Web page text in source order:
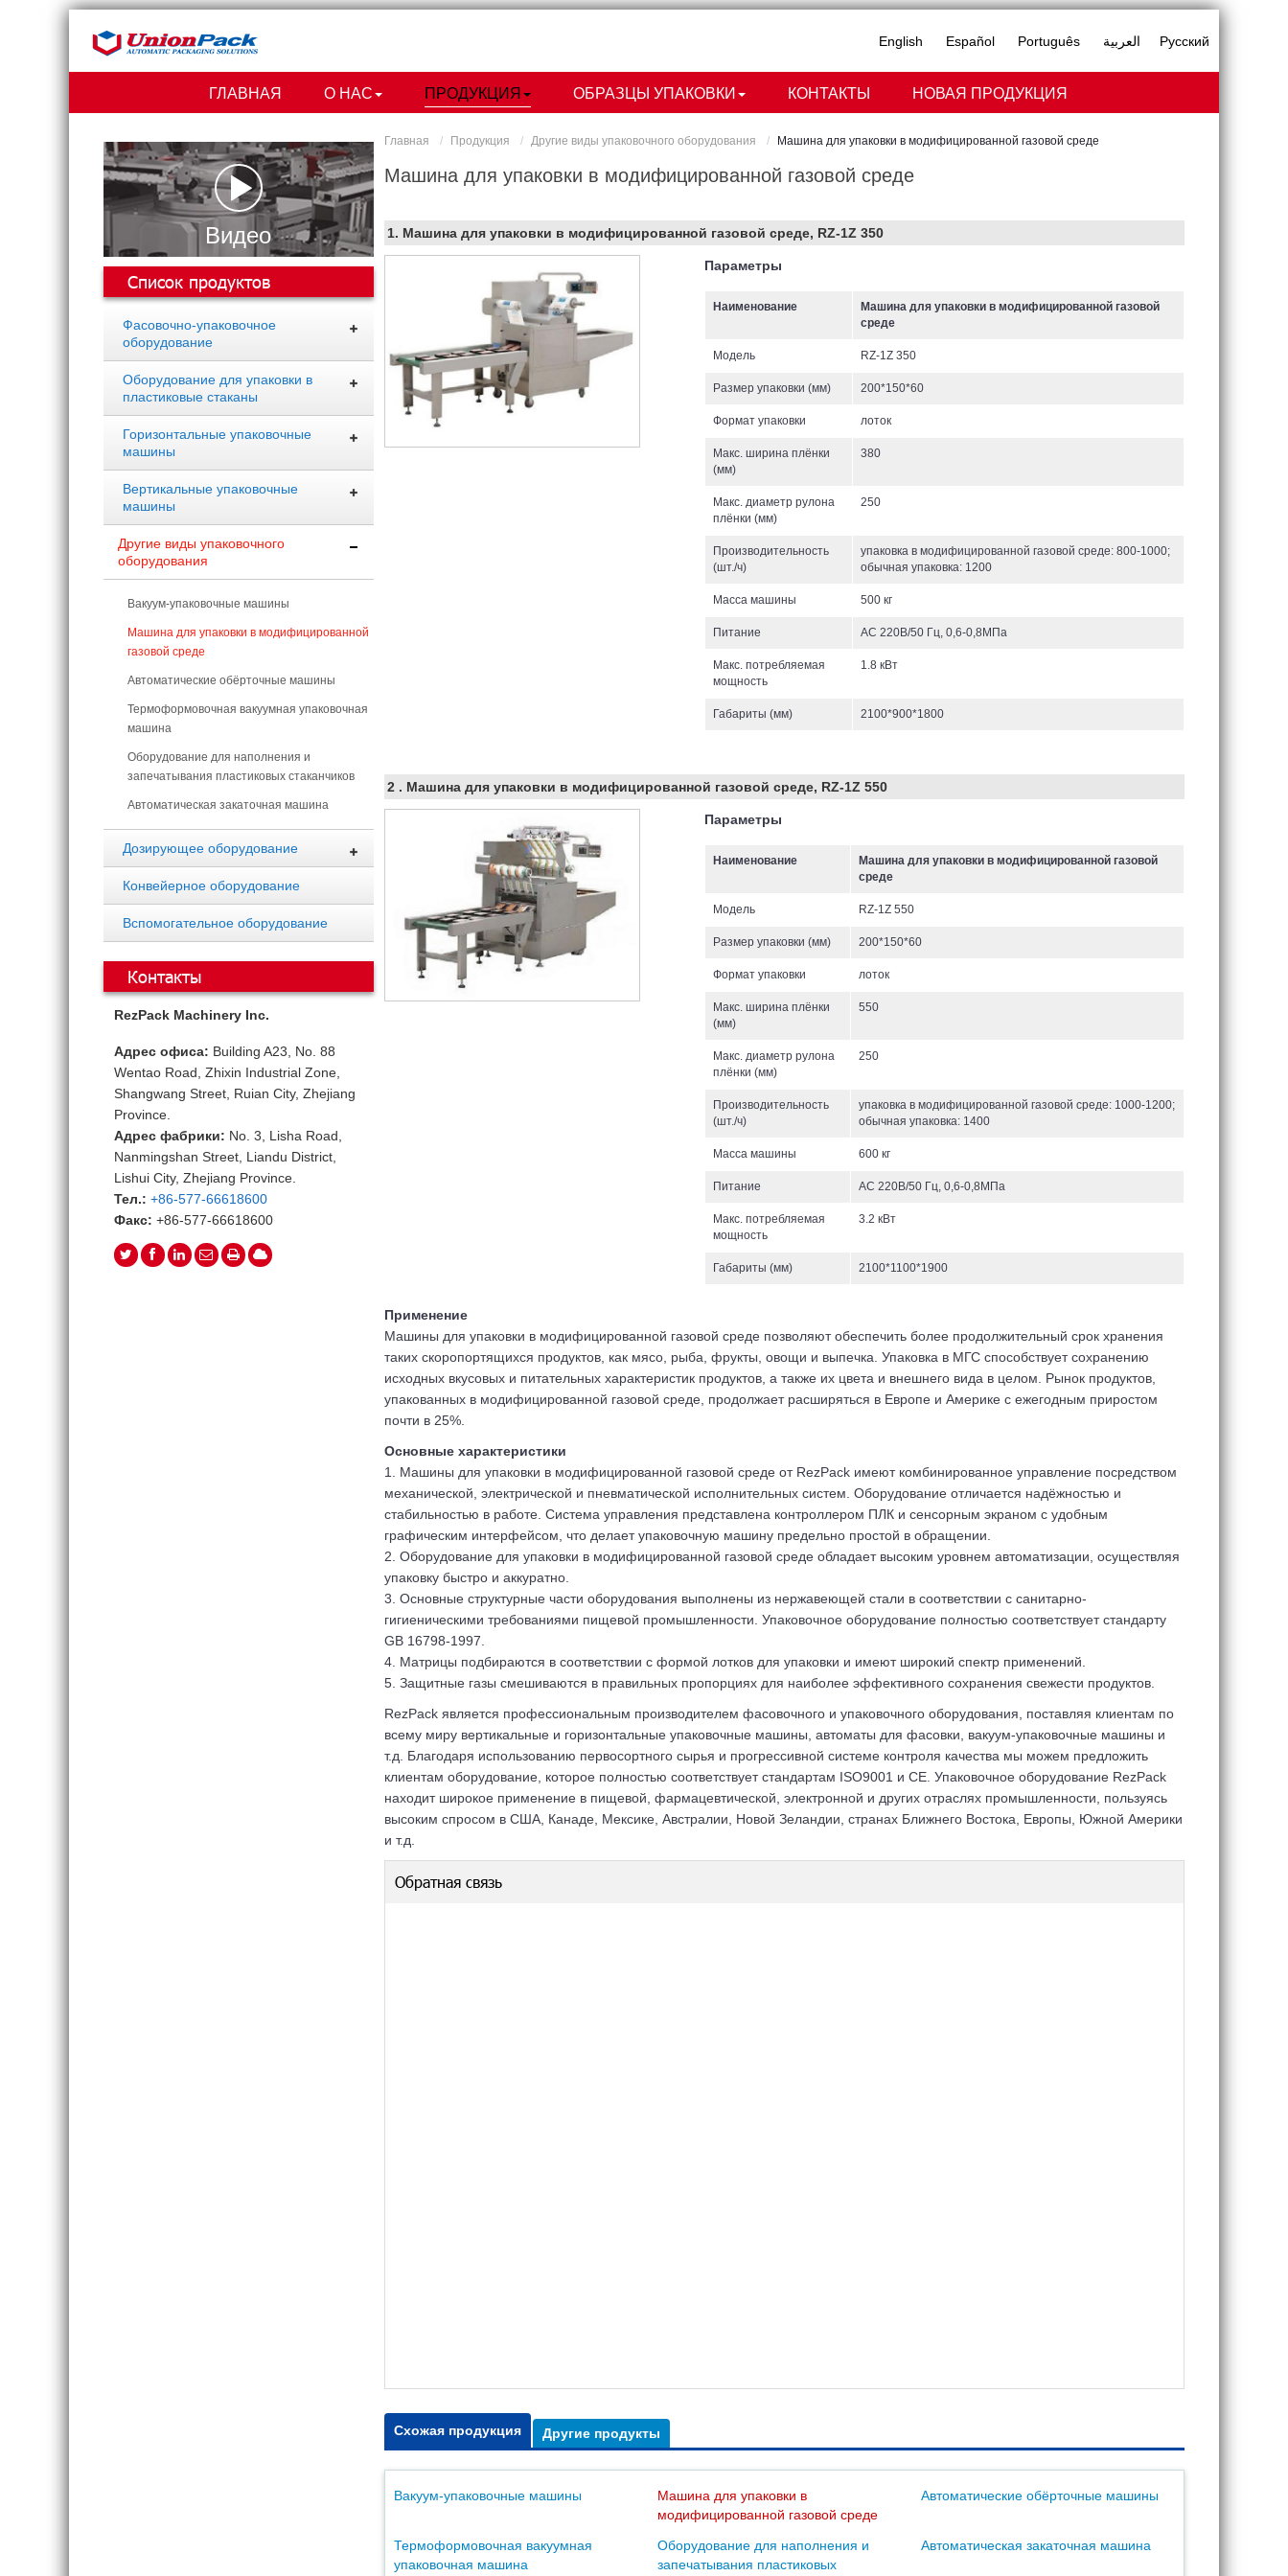
English Español Português العربية Русский
ГЛАВНАЯ О НАС ПРОДУКЦИЯ ОБРАЗЦЫ УПАКОВКИ КОНТАКТЫ НОВАЯ ПРОДУКЦИЯ
Видео
Главная Продукция Другие виды упаковочного оборудования Машина для упаковки в модифицированной газовой среде
Машина для упаковки в модифицированной газовой среде
1. Машина для упаковки в модифицированной газовой среде, RZ-1Z 350
Параметры
Наименование
Машина для упаковки в модифицированной газовой
среде
Модель RZ-1Z 350
Размер упаковки (мм) 200*150*60
Формат упаковки лоток
Макс. ширина плёнки
(мм)
380
Макс. диаметр рулона
плёнки (мм)
250
Производительность
(шт./ч)
упаковка в модифицированной газовой среде: 800-1000;
обычная упаковка: 1200
Масса машины 500 кг
Питание AC 220В/50 Гц, 0,6-0,8MПa
Макс. потребляемая
мощность
1.8 кВт
Габариты (мм) 2100*900*1800
2 . Машина для упаковки в модифицированной газовой среде, RZ-1Z 550
Параметры
Наименование
Машина для упаковки в модифицированной газовой
среде
Модель RZ-1Z 550
Размер упаковки (мм) 200*150*60
Формат упаковки лоток
Макс. ширина плёнки
(мм)
550
Макс. диаметр рулона
плёнки (мм)
250
Производительность
(шт./ч)
упаковка в модифицированной газовой среде: 1000-1200;
обычная упаковка: 1400
Масса машины 600 кг
Питание AC 220В/50 Гц, 0,6-0,8MПa
Макс. потребляемая
мощность
3.2 кВт
Габариты (мм) 2100*1100*1900
Применение
Машины для упаковки в модифицированной газовой среде позволяют обеспечить более продолжительный срок хранения
таких скоропортящихся продуктов, как мясо, рыба, фрукты, овощи и выпечка. Упаковка в МГС способствует сохранению
исходных вкусовых и питательных характеристик продуктов, а также их цвета и внешнего вида в целом. Рынок продуктов,
упакованных в модифицированной газовой среде, продолжает расширяться в Европе и Америке с ежегодным приростом
почти в 25%.
Основные характеристики
1. Машины для упаковки в модифицированной газовой среде от RezPack имеют комбинированное управление посредством
механической, электрической и пневматической исполнительных систем. Оборудование отличается надёжностью и
стабильностью в работе. Система управления представлена контроллером ПЛК и сенсорным экраном с удобным
графическим интерфейсом, что делает упаковочную машину предельно простой в обращении.
2. Оборудование для упаковки в модифицированной газовой среде обладает высоким уровнем автоматизации, осуществляя
упаковку быстро и аккуратно.
3. Основные структурные части оборудования выполнены из нержавеющей стали в соответствии с санитарно-
гигиеническими требованиями пищевой промышленности. Упаковочное оборудование полностью соответствует стандарту
GB 16798-1997.
4. Матрицы подбираются в соответствии с формой лотков для упаковки и имеют широкий спектр применений.
5. Защитные газы смешиваются в правильных пропорциях для наиболее эффективного сохранения свежести продуктов.
RezPack является профессиональным производителем фасовочного и упаковочного оборудования, поставляя клиентам по
всему миру вертикальные и горизонтальные упаковочные машины, автоматы для фасовки, вакуум-упаковочные машины и
т.д. Благодаря использованию первосортного сырья и прогрессивной системе контроля качества мы можем предложить
клиентам оборудование, которое полностью соответствует стандартам ISO9001 и СЕ. Упаковочное оборудование RezPack
находит широкое применение в пищевой, фармацевтической, электронной и других отраслях промышленности, пользуясь
высоким спросом в США, Канаде, Мексике, Австралии, Новой Зеландии, странах Ближнего Востока, Европы, Южной Америки
и т.д.
Обратная связь
Схожая продукция Другие продукты
Вакуум-упаковочные машины
Машина для упаковки в
модифицированной газовой среде
Автоматические обёрточные машины
Термоформовочная вакуумная
упаковочная машина
Оборудование для наполнения и
запечатывания пластиковых
Автоматическая закаточная машина
Список продуктов
Фасовочно-упаковочное
оборудование
Оборудование для упаковки в
пластиковые стаканы
Горизонтальные упаковочные
машины
Вертикальные упаковочные
машины
Другие виды упаковочного
оборудования
Вакуум-упаковочные машины
Машина для упаковки в модифицированной
газовой среде
Автоматические обёрточные машины
Термоформовочная вакуумная упаковочная
машина
Оборудование для наполнения и
запечатывания пластиковых стаканчиков
Автоматическая закаточная машина
Дозирующее оборудование
Конвейерное оборудование
Вспомогательное оборудование
Контакты
RezPack Machinery Inc.
Адрес офиса: Building A23, No. 88
Wentao Road, Zhixin Industrial Zone,
Shangwang Street, Ruian City, Zhejiang
Province.
Адрес фабрики: No. 3, Lisha Road,
Nanmingshan Street, Liandu District,
Lishui City, Zhejiang Province.
Тел.: +86-577-66618600
Факс: +86-577-66618600